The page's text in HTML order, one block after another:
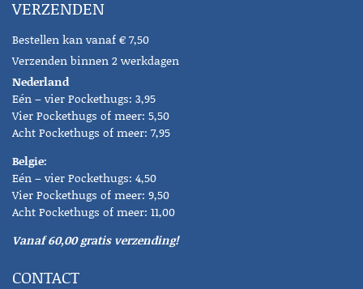
VERZENDEN
Bestellen kan vanaf € 7,50
Verzenden binnen 2 werkdagen
Nederland
Eén – vier Pockethugs: 3,95
Vier Pockethugs of meer: 5,50
Acht Pockethugs of meer: 7,95
Belgie:
Eén – vier Pockethugs: 4,50
Vier Pockethugs of meer: 9,50
Acht Pockethugs of meer: 11,00
Vanaf 60,00 gratis verzending!
CONTACT